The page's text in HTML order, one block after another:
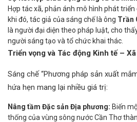
Hợp tác xã, phản ánh mô hình phát
khi đó, tác giả của sáng chế là ông Trần
là người đại diện theo pháp luật, cho
người sáng tạo và tổ chức khai thác.
Triển vọng và Tác động Kinh tế –
Sáng chế “Phương pháp sản xuất
hứa hẹn mang lại nhiều giá trị:
Nâng tầm Đặc sản Địa phương: Biến
thống của vùng sông nước Cần Thơ